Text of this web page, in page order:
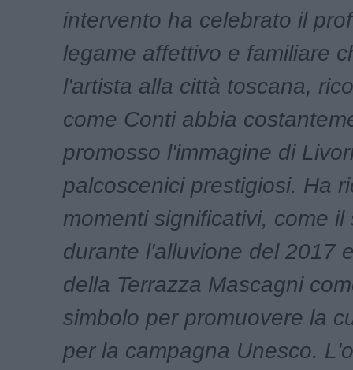
intervento ha celebrato il
legame affettivo e familiare
l'artista alla città toscana,
come Conti abbia
promosso l'immagine di
palcoscenici prestigiosi. Ha
momenti significativi, come il
durante l'alluvione del 2017
della Terrazza Mascagni
simbolo per promuovere la
per la campagna Unesco.